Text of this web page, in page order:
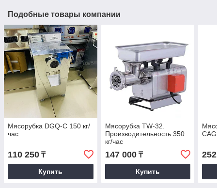
Подобные товары компании
Мясорубка DGQ-C 150 кг/
час
110 250 ₸
Купить
Мясорубка TW-32.
Производительность 350
кг/час
147 000₸
Купить